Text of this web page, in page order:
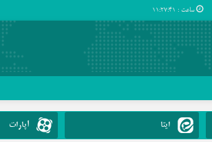
ساعت : 11:27:42
ایتا آپارات